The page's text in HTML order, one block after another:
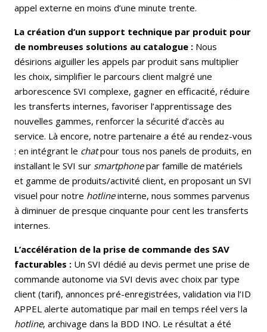
appel externe en moins d’une minute trente.
La création d’un support technique par produit pour
de nombreuses solutions au catalogue : Nous
désirions aiguiller les appels par produit sans multiplier
les choix, simplifier le parcours client malgré une
arborescence SVI complexe, gagner en efficacité, réduire
les transferts internes, favoriser l’apprentissage des
nouvelles gammes, renforcer la sécurité d’accès au
service. Là encore, notre partenaire a été au rendez-vous
: en intégrant le chatpour tous nos panels de produits, en
installant le SVI sur smartphonepar famille de matériels
et gamme de produits/activité client, en proposant un SVI
visuel pour notre hotlineinterne, nous sommes parvenus
à diminuer de presque cinquante pour cent les transferts
internes.
L’accélération de la prise de commande des SAV
facturables : Un SVI dédié au devis permet une prise de
commande autonome via SVI devis avec choix par type
client (tarif), annonces pré-enregistrées, validation via l’ID
APPEL alerte automatique par mail en temps réel vers la
hotline, archivage dans la BDD INO. Le résultat a été